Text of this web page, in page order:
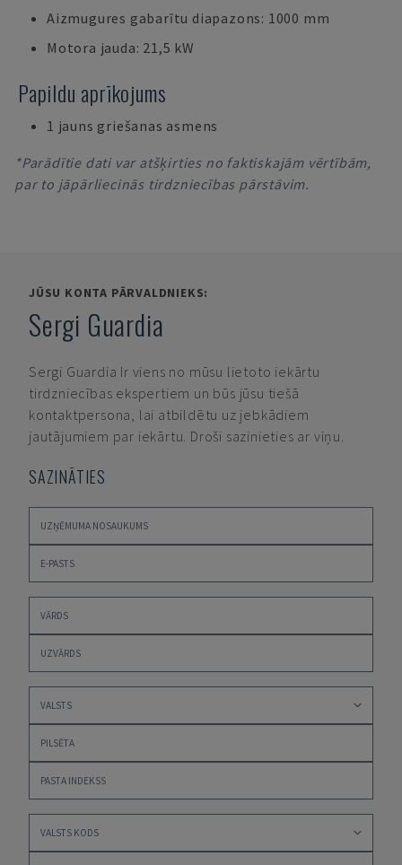
Aizmugures gabarītu diapazons: 1000 mm
Motora jauda: 21,5 kW
Papildu aprīkojums
1 jauns griešanas asmens
*Parādītie dati var atšķirties no faktiskajām vērtībām,
par to jāpārliecinās tirdzniecības pārstāvim.
JŪSU KONTA PĀRVALDNIEKS:
Sergi Guardia
Sergi Guardia Ir viens no mūsu lietoto iekārtu
tirdzniecības ekspertiem un būs jūsu tiešā
kontaktpersona, lai atbildētu uz jebkādiem
jautājumiem par iekārtu. Droši sazinieties ar viņu.
SAZINĀTIES